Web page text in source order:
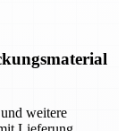
weitere